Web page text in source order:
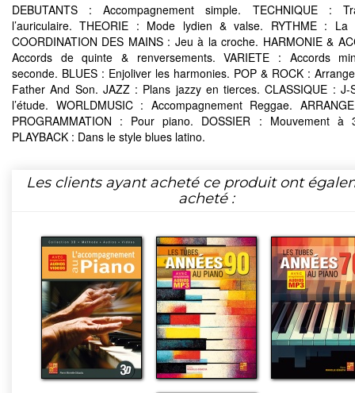
DEBUTANTS : Accompagnement simple. TECHNIQUE :
l’auriculaire. THEORIE : Mode lydien & valse. RYTHME : La
COORDINATION DES MAINS : Jeu à la croche. HARMONIE &
Accords de quinte & renversements. VARIETE : Accords
seconde. BLUES : Enjoliver les harmonies. POP & ROCK :
Father And Son. JAZZ : Plans jazzy en tierces. CLASSIQUE : J-
l’étude. WORLDMUSIC : Accompagnement Reggae.
PROGRAMMATION : Pour piano. DOSSIER : Mouvement à
PLAYBACK : Dans le style blues latino.
Les clients ayant acheté ce produit ont
acheté :